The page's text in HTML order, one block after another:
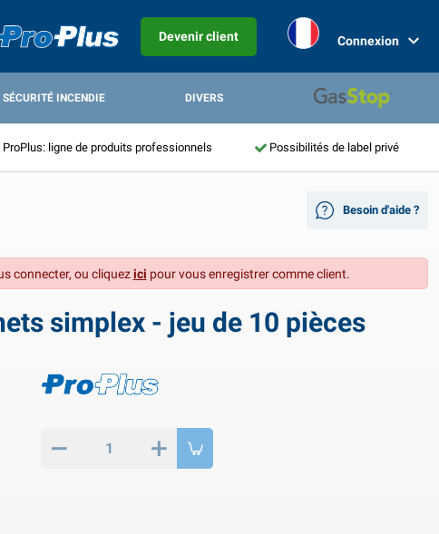
Devenir client Connexion
SÉCURITÉ INCENDIE DIVERS
ProPlus: ligne de produits professionnels Possibilités de label privé
Besoin d'aide ?
connecter, ou cliquezici pour vous enregistrer comme client.
simplex - jeu de 10 pièces